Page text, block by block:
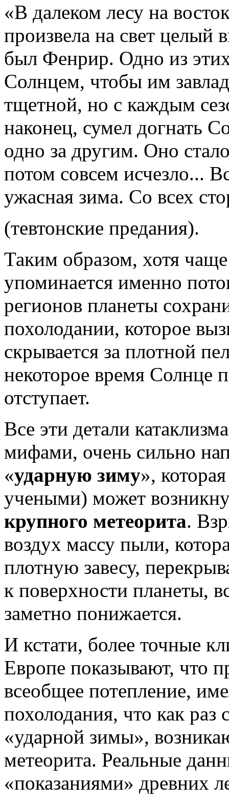
«В далеком лесу на
произвела на свет целый
был Фенрир. Одно из
Солнцем, чтобы им
тщетной, но с каждым
наконец, сумел догнать
одно за другим. Оно
потом совсем исчезло...
ужасная зима. Со всех
(тевтонские предания).
Таким образом, хотя
упоминается именно
регионов планеты
похолодании, которое
скрывается за плотной
некоторое время Солнце
отступает.
Все эти детали
мифами, очень сильно
«ударную зиму»,
учеными) может
крупного метеорита.
воздух массу пыли,
плотную завесу,
к поверхности планеты,
заметно понижается.
И кстати, более точные
Европе показывают, что
всеобщее потепление,
похолодания, что как раз
«ударной зимы»,
метеорита. Реальные
«показаниями» древних